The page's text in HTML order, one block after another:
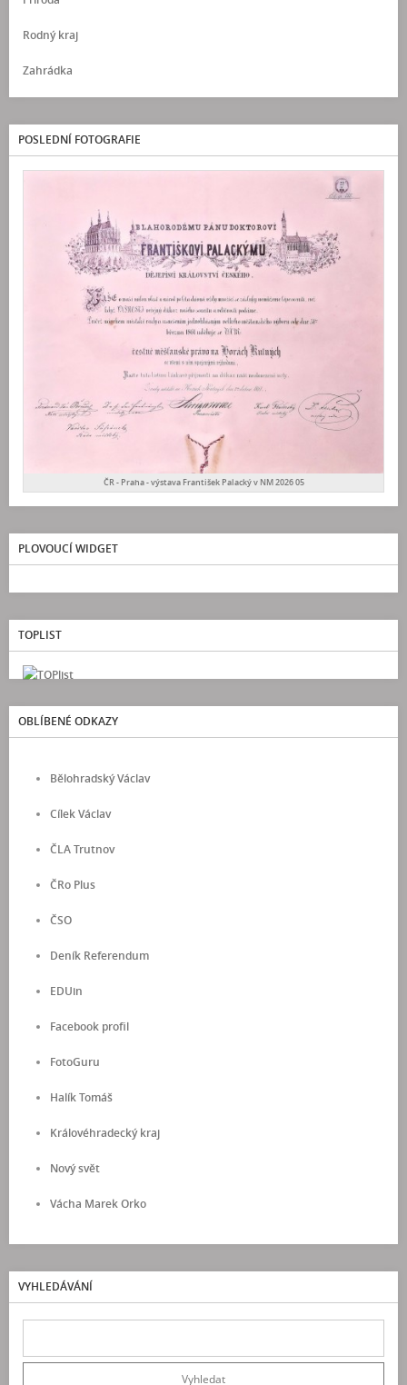
Rodný kraj
Zahrádka
POSLEDNÍ FOTOGRAFIE
ČR - Praha - výstava František Palacký v NM 2026 05
PLOVOUCÍ WIDGET
TOPLIST
OBLÍBENÉ ODKAZY
Bělohradský Václav
Cílek Václav
ČLA Trutnov
ČRo Plus
ČSO
Deník Referendum
EDUin
Facebook profil
FotoGuru
Halík Tomáš
Královéhradecký kraj
Nový svět
Vácha Marek Orko
VYHLEDÁVÁNÍ